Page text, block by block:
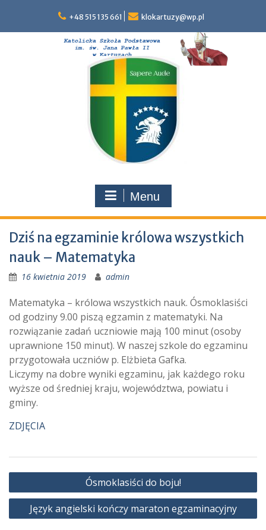
content
+48 515 135 661 klokartuzy@wp.pl
Menu
Dziś na egzaminie królowa wszystkich
nauk – Matematyka
16 kwietnia 2019 admin
Matematyka – królowa wszystkich nauk. Ósmoklasiści
od godziny 9.00 piszą egzamin z matematyki. Na
rozwiązanie zadań uczniowie mają 100 minut (osoby
uprawnione 150 minut). W naszej szkole do egzaminu
przygotowała uczniów p. Elżbieta Gafka.
Liczymy na dobre wyniki egzaminu, jak każdego roku
wyższe od średniej kraju, województwa, powiatu i
gminy.
ZDJĘCIA
Nawigacja
wpisu
Ósmoklasiści do boju!
Język angielski kończy maraton egzaminacyjny